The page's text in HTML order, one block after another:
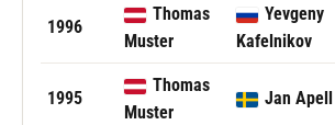
1996
Thomas
Muster
Yevgeny
Kafelnikov
1995
Thomas
Muster
Jan Apell